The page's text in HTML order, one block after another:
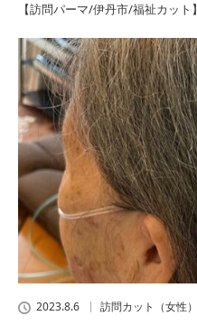
【訪問パーマ/伊丹市/福祉カット】
2023.8.6 訪問カット（女性）